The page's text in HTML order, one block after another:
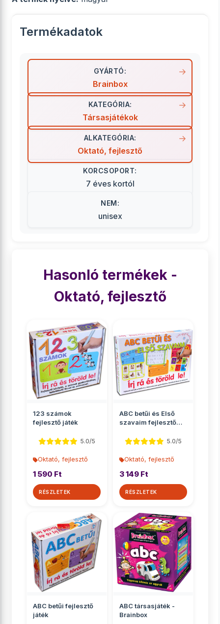
Termékadatok
GYÁRTÓ:
Brainbox
KATEGÓRIA:
Társasjátékok
ALKATEGÓRIA:
Oktató, fejlesztő
KORCSOPORT:
7 éves kortól
NEM:
unisex
Hasonló termékek -
Oktató, fejlesztő
123 számok
fejlesztő játék
5.0/5
Oktató, fejlesztő
1 590 Ft
RÉSZLETEK
ABC betűi és Első
szavaim fejlesztő
5.0/5
Oktató, fejlesztő
3 149 Ft
RÉSZLETEK
ABC betűi fejlesztő
játék
ABC társasjáték -
Brainbox